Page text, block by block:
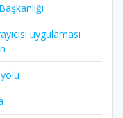
uygulaması